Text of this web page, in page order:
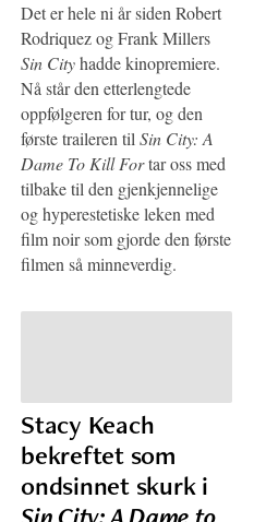
Det er hele ni år siden Robert
Rodriquez og Frank Millers
Sin Cityhadde kinopremiere.
Nå står den etterlengtede
oppfølgeren for tur, og den
første traileren tilSin City: A
Dame To Kill Fortar oss med
tilbake til den gjenkjennelige
og hyperestetiske leken med
film noir som gjorde den første
filmen så minneverdig.
Stacy Keach
bekreftet som
ondsinnet skurk i